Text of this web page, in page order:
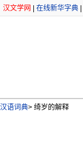
汉文学网 在线新华字典
汉语词典> 绮岁的解释